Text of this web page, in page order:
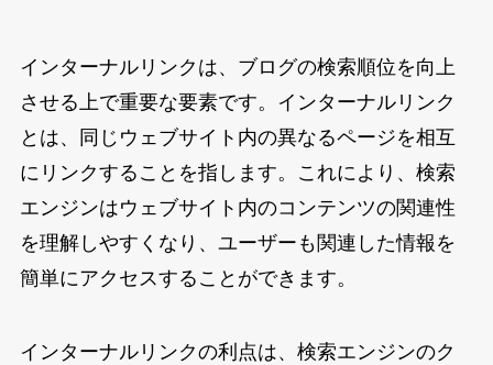
インターナルリンクは、ブログの検索順位を向上
させる上で重要な要素です。インターナルリンク
とは、同じウェブサイト内の異なるページを相互
にリンクすることを指します。これにより、検索
エンジンはウェブサイト内のコンテンツの関連性
を理解しやすくなり、ユーザーも関連した情報を
簡単にアクセスすることができます。
インターナルリンクの利点は、検索エンジンのク